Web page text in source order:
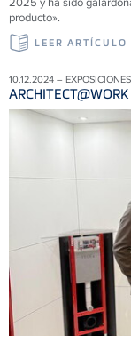
producto».
LEER ARTÍCULO
10.12.2024 – EXPOSICIONES